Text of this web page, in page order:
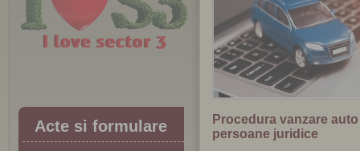
Acte si formulare
Procedura vanzare auto
persoane juridice